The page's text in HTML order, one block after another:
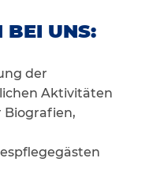
BEI UNS:
der
Aktivitäten